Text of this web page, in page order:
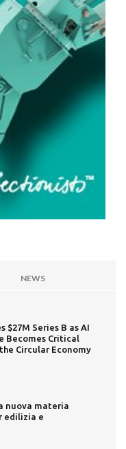
NEWS
$27M Series B as AI
Becomes Critical
Circular Economy
nuova materia
edilizia e